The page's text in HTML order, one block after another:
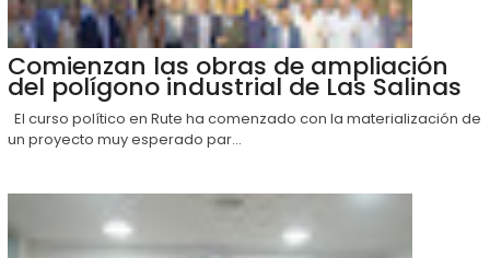
Comienzan las obras de ampliación
del polígono industrial de Las Salinas
El curso político en Rute ha comenzado con la materialización de
un proyecto muy esperado par...